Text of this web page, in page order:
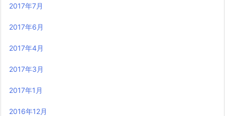
2017年7月
2017年6月
2017年4月
2017年3月
2017年1月
2016年12月